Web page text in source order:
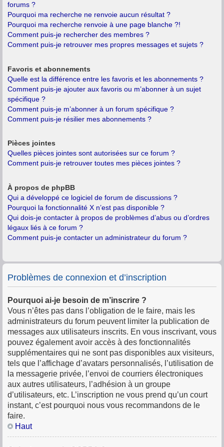
forums ?
Pourquoi ma recherche ne renvoie aucun résultat ?
Pourquoi ma recherche renvoie à une page blanche ?!
Comment puis-je rechercher des membres ?
Comment puis-je retrouver mes propres messages et sujets ?
Favoris et abonnements
Quelle est la différence entre les favoris et les abonnements ?
Comment puis-je ajouter aux favoris ou m’abonner à un sujet
spécifique ?
Comment puis-je m’abonner à un forum spécifique ?
Comment puis-je résilier mes abonnements ?
Pièces jointes
Quelles pièces jointes sont autorisées sur ce forum ?
Comment puis-je retrouver toutes mes pièces jointes ?
À propos de phpBB
Qui a développé ce logiciel de forum de discussions ?
Pourquoi la fonctionnalité X n’est pas disponible ?
Qui dois-je contacter à propos de problèmes d’abus ou d’ordres
légaux liés à ce forum ?
Comment puis-je contacter un administrateur du forum ?
Problèmes de connexion et d’inscription
Pourquoi ai-je besoin de m’inscrire ?
Vous n’êtes pas dans l’obligation de le faire, mais les
administrateurs du forum peuvent limiter la publication de
messages aux utilisateurs inscrits. En vous inscrivant, vous
pouvez également avoir accès à des fonctionnalités
supplémentaires qui ne sont pas disponibles aux visiteurs,
tels que l’affichage d’avatars personnalisés, l’utilisation de
la messagerie privée, l’envoi de courriers électroniques
aux autres utilisateurs, l’adhésion à un groupe
d’utilisateurs, etc. L’inscription ne vous prend qu’un court
instant, c’est pourquoi nous vous recommandons de le
faire.
Haut